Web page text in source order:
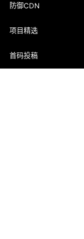
防御CDN
项目精选
首码投稿